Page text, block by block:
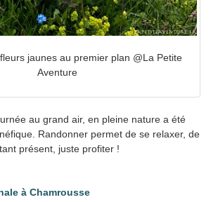
jaunes au premier plan @La Petite
Aventure
au grand air, en pleine nature a été
Randonner permet de se relaxer, de
présent, juste profiter !
à Chamrousse